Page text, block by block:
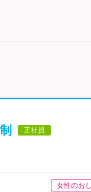
正社員
女性のお